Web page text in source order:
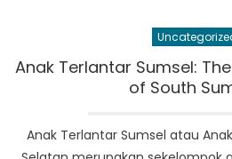
Anak Terlantar Sumsel:
of South
Anak Terlantar Sumsel atau